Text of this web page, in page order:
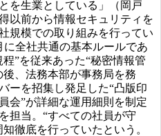
を生業としている」（岡戸
以前から情報セキュリティを
規模での取り組みを行ってい
に全社共通の基本ルールであ
”を従来あった“秘密情報管
、法務本部が事務局を務
ーを招集し発足した“凸版印
会”が詳細な運用細則を制定
担当。“すべての社員が守
徹底を行っていたという。